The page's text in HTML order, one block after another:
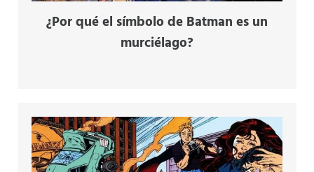
¿Por qué el símbolo de Batman es un
murciélago?